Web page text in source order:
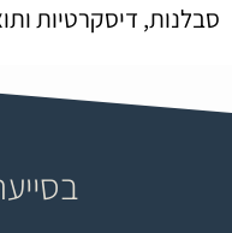
סבלנות, דיסקרטיות